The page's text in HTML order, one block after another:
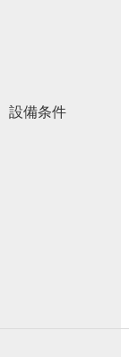
設備条件